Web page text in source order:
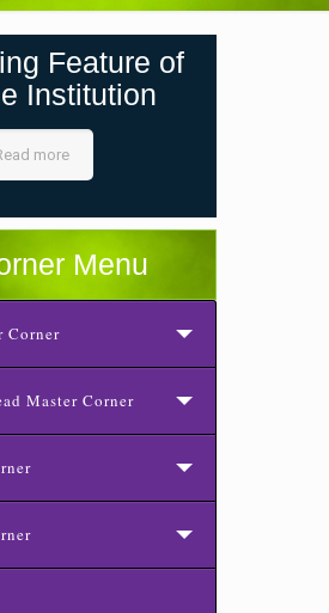
Feature of
Institution
more
Menu
Corner
Master Corner